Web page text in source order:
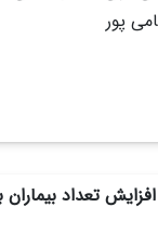
پور
تعداد